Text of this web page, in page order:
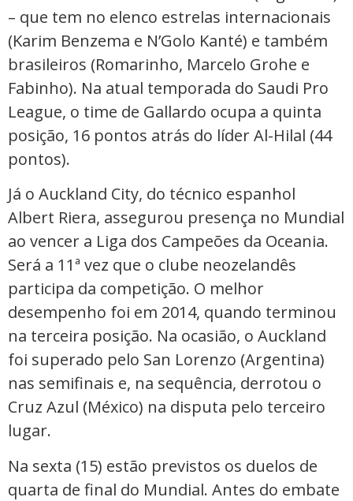
– que tem no elenco estrelas internacionais
(Karim Benzema e N’Golo Kanté) e também
brasileiros (Romarinho, Marcelo Grohe e
Fabinho). Na atual temporada do Saudi Pro
League, o time de Gallardo ocupa a quinta
posição, 16 pontos atrás do líder Al-Hilal (44
pontos).
Já o Auckland City, do técnico espanhol
Albert Riera, assegurou presença no Mundial
ao vencer a Liga dos Campeões da Oceania.
Será a 11ª vez que o clube neozelandês
participa da competição. O melhor
desempenho foi em 2014, quando terminou
na terceira posição. Na ocasião, o Auckland
foi superado pelo San Lorenzo (Argentina)
nas semifinais e, na sequência, derrotou o
Cruz Azul (México) na disputa pelo terceiro
lugar.
Na sexta (15) estão previstos os duelos de
quarta de final do Mundial. Antes do embate